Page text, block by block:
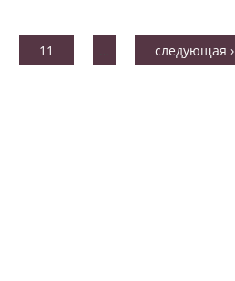
11 следующая ›